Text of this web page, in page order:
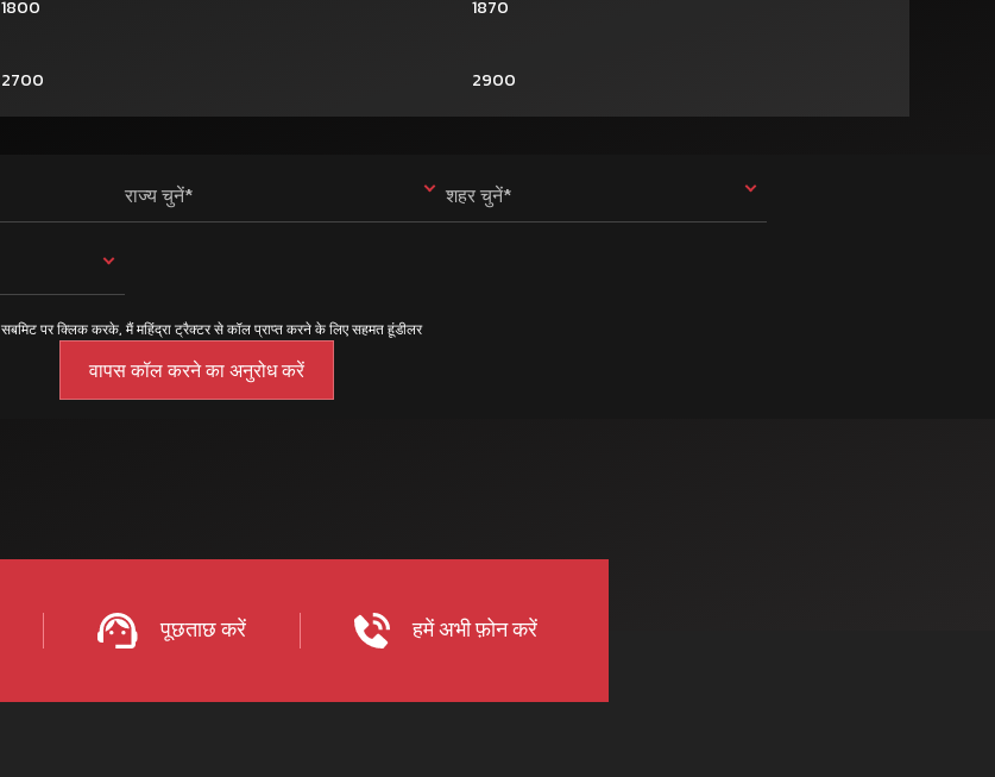
1800 1870
2700 2900
राज्य चुनें* शहर चुनें*
सबमिट पर क्लिक करके, मैं महिंद्रा ट्रैक्टर से कॉल प्राप्त करने के लिए सहमत हूंडीलर
पूछताछ करें हमें अभी फ़ोन करें